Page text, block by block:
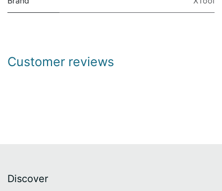
Customer reviews
Discover​